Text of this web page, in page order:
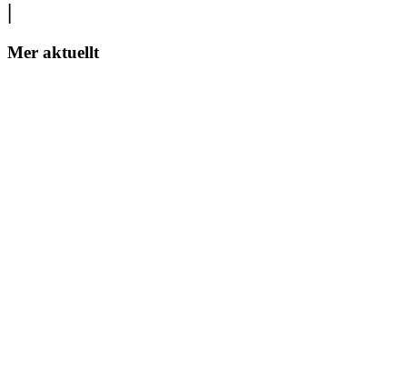
Mer aktuellt